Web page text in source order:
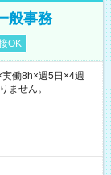
般事務
OK
働8h×週5日×4週
ません。